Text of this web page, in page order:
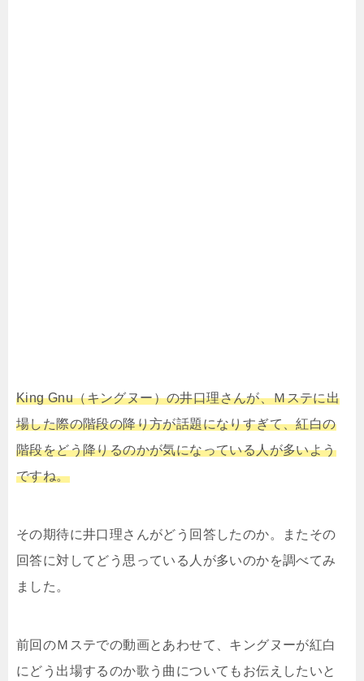
King Gnu（キングヌー）の井口理さんが、Ｍステに出
場した際の階段の降り方が話題になりすぎて、紅白の
階段をどう降りるのかが気になっている人が多いよう
ですね。
その期待に井口理さんがどう回答したのか。またその
回答に対してどう思っている人が多いのかを調べてみ
ました。
前回のＭステでの動画とあわせて、キングヌーが紅白
にどう出場するのか歌う曲についてもお伝えしたいと